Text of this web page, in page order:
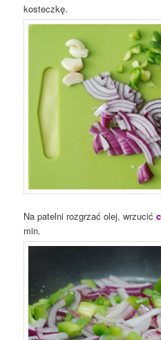
kosteczkę.
Na patelni rozgrzać olej, wrzucić
min.